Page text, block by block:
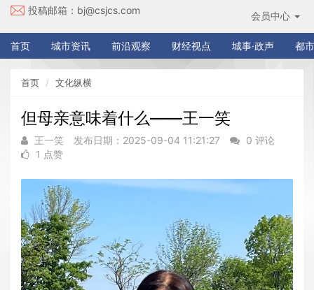
投稿邮箱： bj@csjcs.com 会员中心
首页 城市资讯 前沿观察 财经视点 城事·政声 都
首页 文化纵横
但母亲意味着什么——王一笑
王一笑 发布日期：2025-09-04 11:21:27
0 评论
1 点赞